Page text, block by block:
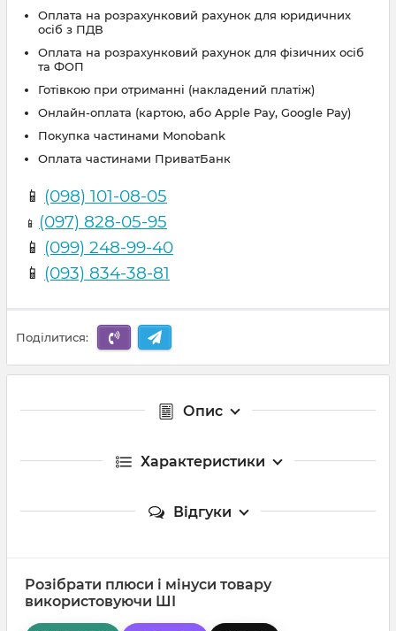
Оплата на розрахунковий рахунок для юридичних
осіб з ПДВ
Оплата на розрахунковий рахунок для фізичних осіб
та ФОП
Готівкою при отриманні (накладений платіж)
Онлайн-оплата (картою, або Apple Pay, Google Pay)
Покупка частинами Monobank
Оплата частинами ПриватБанк
📱 (098) 101-08-05
📱 (097) 828-05-95
📱 (099) 248-99-40
📱 (093) 834-38-81
Поділитися:
Опис
Характеристики
Відгуки
Розібрати плюси і мінуси товару
використовуючи ШІ